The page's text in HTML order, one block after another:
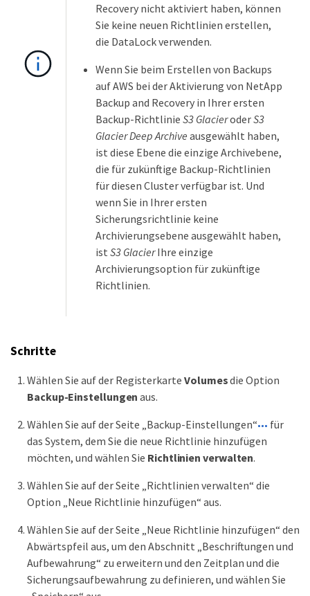
Recovery nicht aktiviert haben, können
Sie keine neuen Richtlinien erstellen,
die DataLock verwenden.
Wenn Sie beim Erstellen von Backups
auf AWS bei der Aktivierung von NetApp
Backup and Recovery in Ihrer ersten
Backup-Richtlinie S3 GlacieroderS3
Glacier Deep Archive ausgewählt haben,
ist diese Ebene die einzige Archivebene,
die für zukünftige Backup-Richtlinien
für diesen Cluster verfügbar ist. Und
wenn Sie in Ihrer ersten
Sicherungsrichtlinie keine
Archivierungsebene ausgewählt haben,
ist S3 GlacierIhre einzige
Archivierungsoption für zukünftige
Richtlinien.
Schritte
Wählen Sie auf der Registerkarte Volumesdie Option
Backup-Einstellungen aus.
Wählen Sie auf der Seite „Backup-Einstellungen“
für
das System, dem Sie die neue Richtlinie hinzufügen
möchten, und wählen Sie Richtlinien verwalten.
Wählen Sie auf der Seite „Richtlinien verwalten“ die
Option „Neue Richtlinie hinzufügen“ aus.
Wählen Sie auf der Seite „Neue Richtlinie hinzufügen“ den
Abwärtspfeil aus, um den Abschnitt „Beschriftungen und
Aufbewahrung“ zu erweitern und den Zeitplan und die
Sicherungsaufbewahrung zu definieren, und wählen Sie